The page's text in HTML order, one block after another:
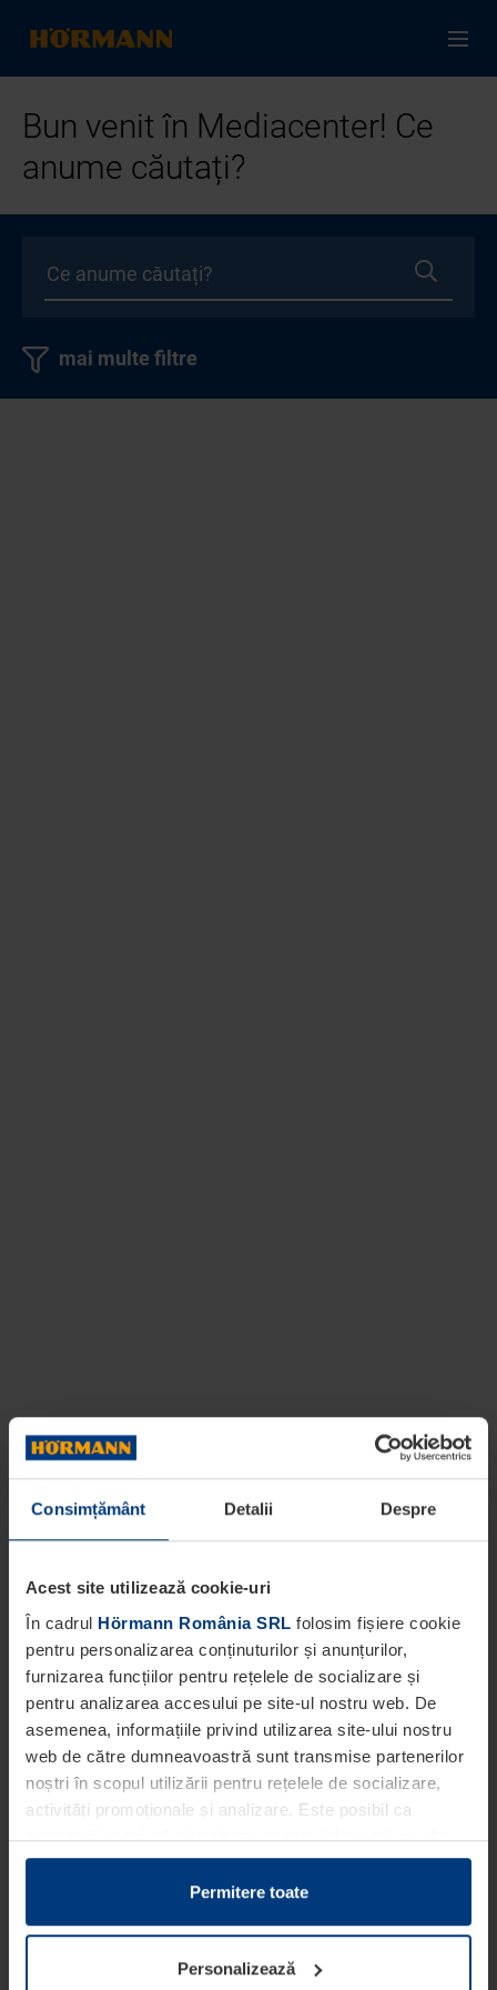
Consimțământ Detalii Despre
Acest site utilizează cookie-uri
În cadrul Hörmann România SRL folosim fișiere cookie
pentru personalizarea conținuturilor și anunțurilor,
furnizarea funcțiilor pentru rețelele de socializare și
pentru analizarea accesului pe site-ul nostru web. De
asemenea, informațiile privind utilizarea site-ului nostru
web de către dumneavoastră sunt transmise partenerilor
noștri în scopul utilizării pentru rețelele de socializare,
activități promoționale și analizare. Este posibil ca
partenerii noștri să sintetizeze aceste informații cu alte
date pe care dumneavoastră le-ați pus la dispoziția
acestora ori care au fost colectate în cadrul utilizării
Din punct de vedere legal, putem stoca fișiere cookie pe
dispozitivul dumneavoastră în cazul în care acestea sunt
Permitere toate
Personalizează
Bun venit în Mediacenter! Ce
anume căutați?
mai multe filtre